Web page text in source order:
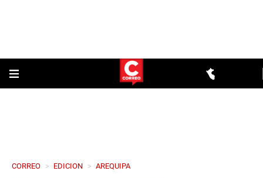
CORREO > EDICION > AREQUIPA